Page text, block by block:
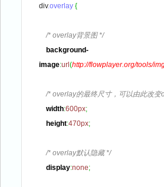
div.overlay {
/* overlay背景图 */
background-
image:url (http://flowplayer.org/tools/
/* overlay的最终尺寸，可以由此改变
width:600px;
height:470px;
/* overlay默认隐藏 */
display:none;